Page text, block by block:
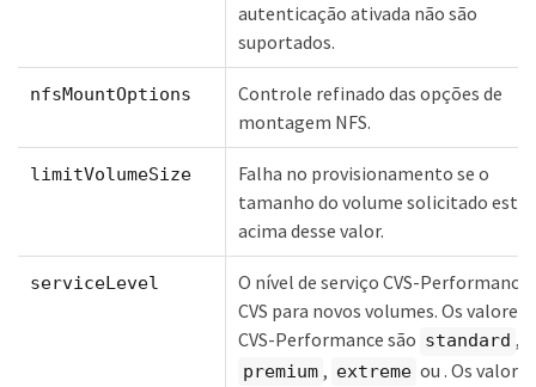
autenticação ativada não são
suportados.
nfsMountOptions
Controle refinado das opções de
montagem NFS.
limitVolumeSize
Falha no provisionamento se o
tamanho do volume solicitado
acima desse valor.
serviceLevel
O nível de serviço CVS-Performance
CVS para novos volumes. Os valores
CVS-Performance são standard ,
premium , extreme ou . Os valores